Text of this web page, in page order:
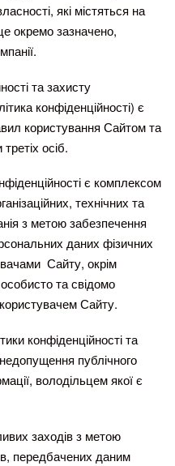
які містяться на
окремо зазначено,
та захисту
конфіденційності) є
користування Сайтом та
осіб.
є комплексом
технічних та
з метою забезпечення
даних фізичних
Сайту, окрім
та свідомо
Сайту.
конфіденційності та
публічного
володільцем якої є
заходів з метою
передбачених даним